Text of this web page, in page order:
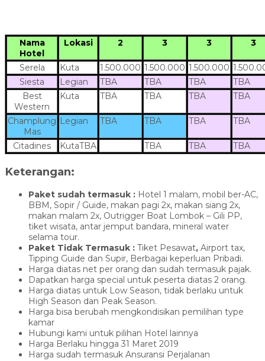
Nama
Hotel
Lokasi 2 3 3 3
Serela Kuta 1.500.000 1.500.000 1.500.000
Siesta
Legian TBA TBA TBA
TBA
Best
Western
Kuta TBA TBA TBA TBA
Champlung
Mas
Legian TBA TBA TBA TBA
Citadines KutaTBA TBA TBA TBA
Keterangan:
Paket sudah termasuk : Hotel 1 malam, mobil ber-AC,
BBM, Sopir / Guide, makan pagi 2x, makan siang 2x,
makan malam 2x, Outrigger Boat Lombok – Gili PP,
tiket wisata, antar jemput bandara, mineral water
selama tour.
Paket Tidak Termasuk : Tiket Pesawat, Airport tax,
Tipping Guide dan Supir, Berbagai keperluan Pribadi.
Harga diatas net per orang dan sudah termasuk pajak.
Dapatkan harga special untuk peserta diatas 2 orang.
Harga diatas untuk Low Season, tidak berlaku untuk
High Season dan Peak Season.
Harga bisa berubah mengkondisikan pemilihan type
kamar
Hubungi kami untuk pilihan Hotel lainnya
Harga Berlaku hingga 31 Maret 2019
Harga sudah termasuk Ansuransi Perjalanan